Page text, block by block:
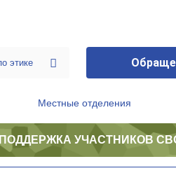
Местные отделения
ПОДДЕРЖКА УЧАСТНИКОВ